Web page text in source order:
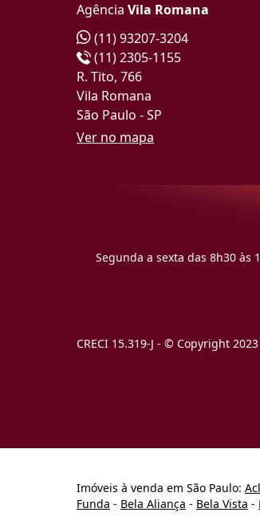
Agência Vila Romana
(11) 93207-3204
(11) 2305-1155
R. Tito, 766
Vila Romana
São Paulo - SP
Ver no mapa
Segunda a sexta das 8h30 às
CRECI 15.319-J - © Copyright
Imóveis à venda em São Paulo:
Funda - Bela Aliança - Bela Vista -